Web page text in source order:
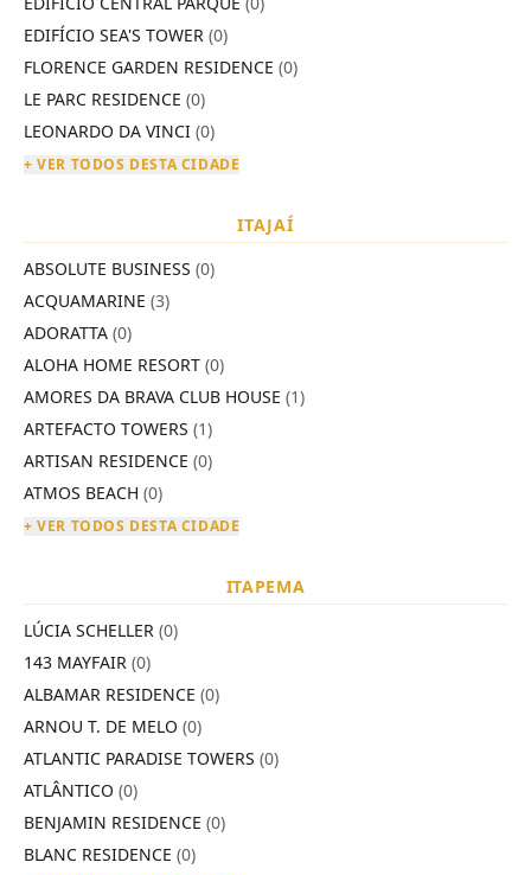
EDIFÍCIO SEA'S TOWER (0)
FLORENCE GARDEN RESIDENCE (0)
LE PARC RESIDENCE (0)
LEONARDO DA VINCI (0)
+ VER TODOS DESTA CIDADE
ITAJAÍ
ABSOLUTE BUSINESS (0)
ACQUAMARINE (3)
ADORATTA (0)
ALOHA HOME RESORT (0)
AMORES DA BRAVA CLUB HOUSE (1)
ARTEFACTO TOWERS (1)
ARTISAN RESIDENCE (0)
ATMOS BEACH (0)
+ VER TODOS DESTA CIDADE
ITAPEMA
LÚCIA SCHELLER (0)
143 MAYFAIR (0)
ALBAMAR RESIDENCE (0)
ARNOU T. DE MELO (0)
ATLANTIC PARADISE TOWERS (0)
ATLÂNTICO (0)
BENJAMIN RESIDENCE (0)
BLANC RESIDENCE (0)